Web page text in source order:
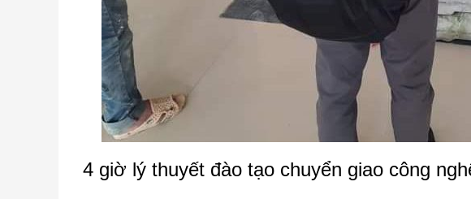
4 giờ lý thuyết đào tạo chuyển giao công